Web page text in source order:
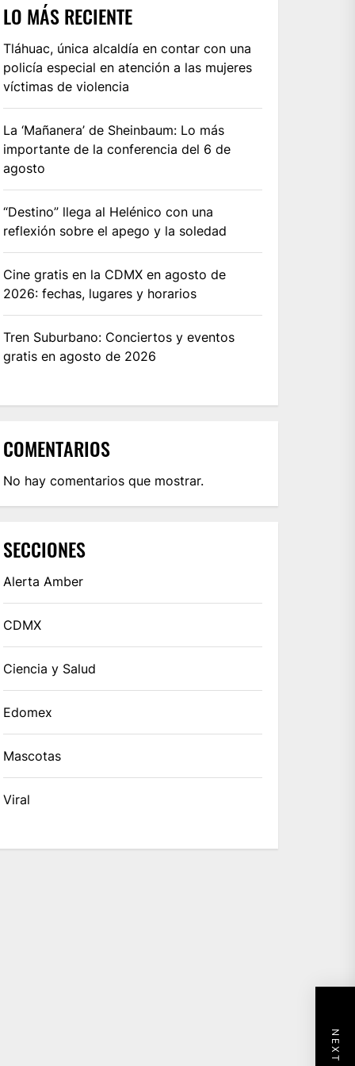
LO MÁS RECIENTE
Tláhuac, única alcaldía en contar con una
policía especial en atención a las mujeres
víctimas de violencia
La ‘Mañanera’ de Sheinbaum: Lo más
importante de la conferencia del 6 de
agosto
“Destino” llega al Helénico con una
reflexión sobre el apego y la soledad
Cine gratis en la CDMX en agosto de
2026: fechas, lugares y horarios
Tren Suburbano: Conciertos y eventos
gratis en agosto de 2026
COMENTARIOS
No hay comentarios que mostrar.
SECCIONES
Alerta Amber
CDMX
Ciencia y Salud
Edomex
Mascotas
Viral